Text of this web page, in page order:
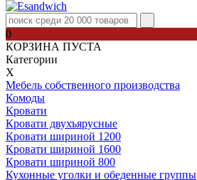
0
КОРЗИНА ПУСТА
Категории
Х
Мебель собственного производства
Комоды
Кровати
Кровати двухъярусные
Кровати шириной 1200
Кровати шириной 1600
Кровати шириной 800
Кухонные уголки и обеденные группы